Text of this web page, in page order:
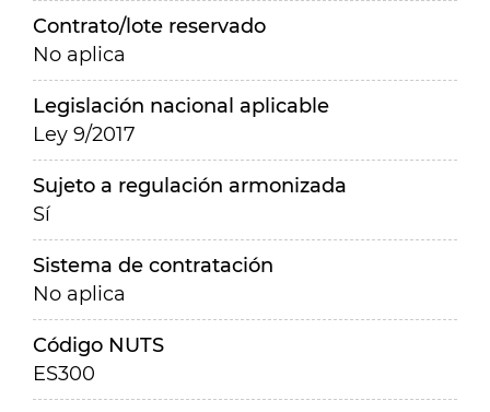
Contrato/lote reservado
No aplica
Legislación nacional aplicable
Ley 9/2017
Sujeto a regulación armonizada
Sí
Sistema de contratación
No aplica
Código NUTS
ES300